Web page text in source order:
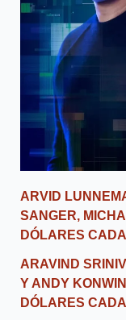
ARVID
SANGER,
DÓLARES
ARAVIND
Y ANDY
DÓLARES